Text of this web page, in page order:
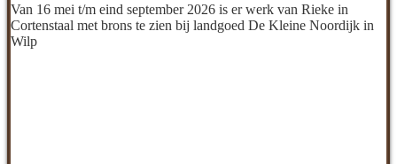
Van 16 mei t/m eind september 2026 is er werk van Rieke in
Cortenstaal met brons te zien bij landgoed De Kleine Noordijk in
Wilp